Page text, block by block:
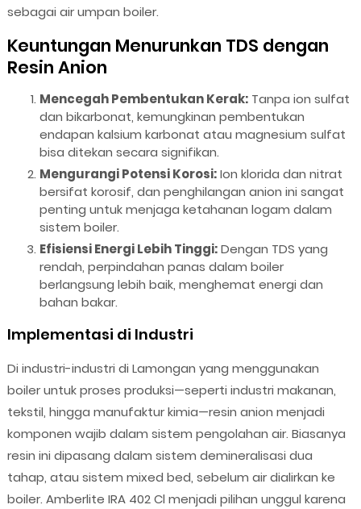
sebagai air umpan boiler.
Keuntungan Menurunkan TDS dengan
Resin Anion
Mencegah Pembentukan Kerak:Tanpa ion sulfat
dan bikarbonat, kemungkinan pembentukan
endapan kalsium karbonat atau magnesium sulfat
bisa ditekan secara signifikan.
Mengurangi Potensi Korosi:Ion klorida dan nitrat
bersifat korosif, dan penghilangan anion ini sangat
penting untuk menjaga ketahanan logam dalam
sistem boiler.
Efisiensi Energi Lebih Tinggi:Dengan TDS yang
rendah, perpindahan panas dalam boiler
berlangsung lebih baik, menghemat energi dan
bahan bakar.
Implementasi di Industri
Di industri-industri di Lamongan yang menggunakan
boiler untuk proses produksi—seperti industri makanan,
tekstil, hingga manufaktur kimia—resin anion menjadi
komponen wajib dalam sistem pengolahan air. Biasanya
resin ini dipasang dalam sistem demineralisasi dua
tahap, atau sistem mixed bed, sebelum air dialirkan ke
boiler. Amberlite IRA 402 Cl menjadi pilihan unggul karena